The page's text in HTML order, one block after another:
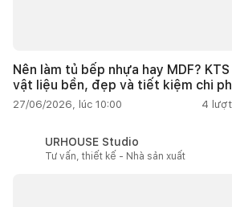
Nên làm tủ bếp nhựa hay MDF?
vật liệu bền, đẹp và tiết kiệm chi
27/06/2026, lúc 10:00 4
URHOUSE Studio
Tư vấn, thiết kế - Nhà sản xuất